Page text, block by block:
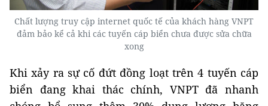
Chất lượng truy cập internet quốc tế của khách hàng VNPT
đảm bảo kể cả khi các tuyến cáp biển chưa được sửa chữa
xong
Khi xảy ra sự cố đứt đồng loạt trên 4 tuyến cáp
biển đang khai thác chính, VNPT đã nhanh